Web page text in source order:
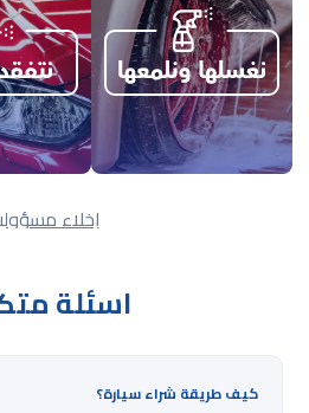
إخلاء
اسئلة
كيف طريقة شراء سيارة؟